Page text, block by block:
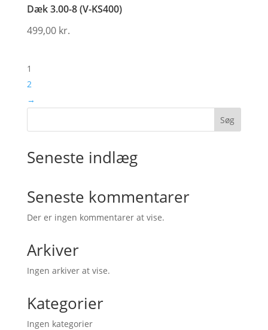
Dæk 3.00-8 (V-KS400)
499,00 kr.
1
2
→
Søg
Seneste indlæg
Seneste kommentarer
Der er ingen kommentarer at vise.
Arkiver
Ingen arkiver at vise.
Kategorier
Ingen kategorier